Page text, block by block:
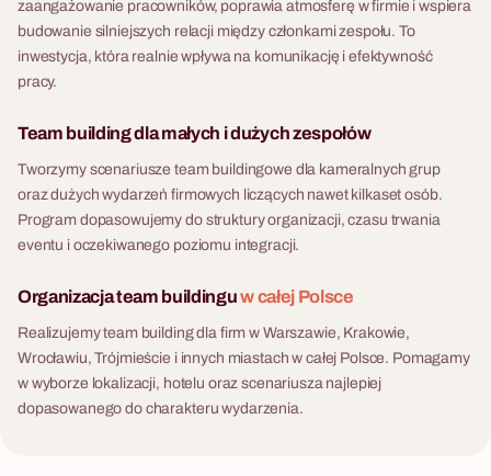
zaangażowanie pracowników, poprawia atmosferę w firmie i wspiera
budowanie silniejszych relacji między członkami zespołu. To
inwestycja, która realnie wpływa na komunikację i efektywność
pracy.
Team building dla małych i dużych zespołów
Tworzymy scenariusze team buildingowe dla kameralnych grup
oraz dużych wydarzeń firmowych liczących nawet kilkaset osób.
Program dopasowujemy do struktury organizacji, czasu trwania
eventu i oczekiwanego poziomu integracji.
Organizacja team buildinguw całej Polsce
Realizujemy team building dla firm w Warszawie, Krakowie,
Wrocławiu, Trójmieście i innych miastach w całej Polsce. Pomagamy
w wyborze lokalizacji, hotelu oraz scenariusza najlepiej
dopasowanego do charakteru wydarzenia.